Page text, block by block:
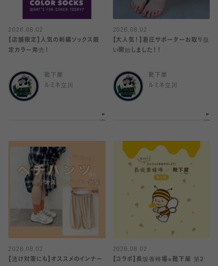
2026.08.02
【店舗限定】人気の刺繍ソックス限
定カラー発売！
靴下屋
ルミネ立川
2026.08.02
【大人気！】着圧サポーターお取り扱
い開始しました！！
靴下屋
ルミネ立川
2026.08.02
【透け対策にも】オススメのインナー
2026.08.02
【コラボ】長坂養蜂場×靴下屋 第2